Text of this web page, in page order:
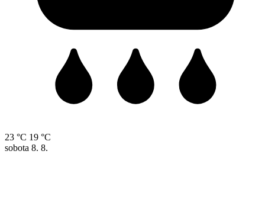
23 °C 19 °C
sobota 8. 8.